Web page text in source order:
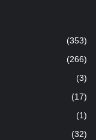
(353)
(266)
(3)
(17)
(1)
(32)